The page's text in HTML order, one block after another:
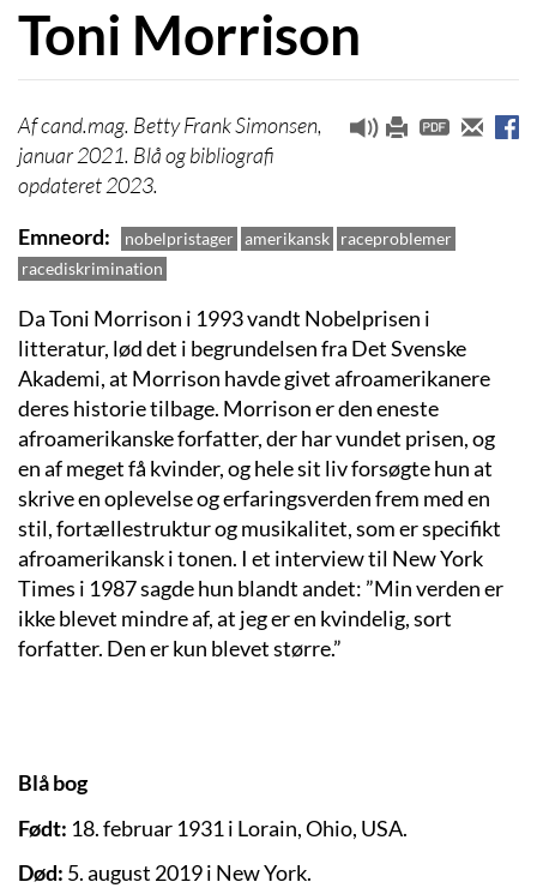
Toni Morrison
cand.mag. Betty Frank Simonsen,
januar 2021. Blå og bibliografi
opdateret 2023.
Emneord
nobelpristager amerikansk raceproblemer
racediskrimination
Da Toni Morrison i 1993 vandt Nobelprisen i
litteratur, lød det i begrundelsen fra Det Svenske
Akademi, at Morrison havde givet afroamerikanere
deres historie tilbage. Morrison er den eneste
afroamerikanske forfatter, der har vundet prisen, og
en af meget få kvinder, og hele sit liv forsøgte hun at
skrive en oplevelse og erfaringsverden frem med en
stil, fortællestruktur og musikalitet, som er specifikt
afroamerikansk i tonen. I et interview til New York
Times i 1987 sagde hun blandt andet: ”Min verden er
ikke blevet mindre af, at jeg er en kvindelig, sort
forfatter. Den er kun blevet større.”
Blå bog
Født: 18. februar 1931 i Lorain, Ohio, USA.
Død: 5. august 2019 i New York.